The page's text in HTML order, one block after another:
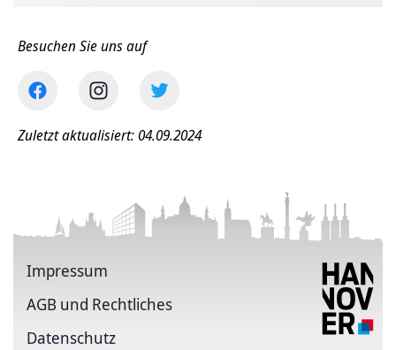
Besuchen Sie uns auf
Zuletzt aktualisiert: 04.09.2024
Impressum
AGB und Rechtliches
Datenschutz